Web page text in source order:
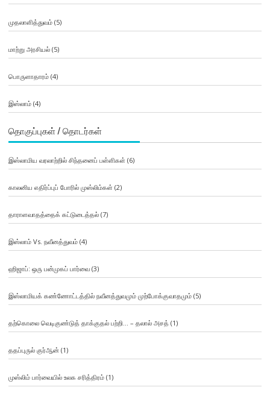
முதலாளித்துவம்(5)
மாற்று அரசியல்(5)
பொருளாதாரம்(4)
இஸ்லாம்(4)
தொகுப்புகள் / தொடர்கள்
இஸ்லாமிய வரலாற்றில் சிந்தனைப் பள்ளிகள் (6)
காலனிய எதிர்ப்புப் போரில் முஸ்லிம்கள் (2)
தாராளவாதத்தைக் கட்டுடைத்தல்(7)
இஸ்லாம் Vs. நவீனத்துவம்(4)
ஹிஜாப்: ஒரு பன்முகப் பார்வை(3)
இஸ்லாமியக் கண்ணோட்டத்தில் நவீனத்துவமும் முற்போக்குவாதமும்(5)
தற்கொலை வெடிகுண்டுத் தாக்குதல் பற்றி… – தலால் அசத் (1)
ததப்புருல் குர்ஆன் (1)
முஸ்லிம் பார்வையில் உலக சரித்திரம்(1)